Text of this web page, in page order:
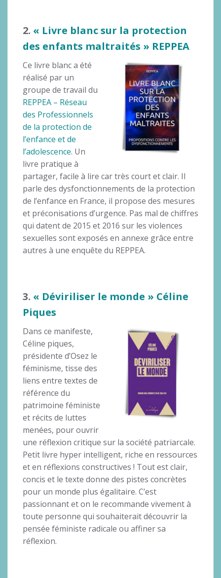
2. « Livre blanc sur la protection
des enfants maltraités » REPPEA
Ce livre blanc a été
réalisé par un
groupe de travail du
REPPEA – Réseau
des Professionnels
de la protection de
l’enfance et de
l’adolescence. Un
livre pratique à
partager, facile à lire car très court et clair. Il
parle des dysfonctionnements de la protection
de l’enfance en France, il propose des mesures
et préconisations d’urgence. Pas mal de chiffres
qui datent de 2015 et 2016 sur les violences
sexuelles sont exposés en annexe grâce entre
autres à une enquête du REPPEA.
3. « Déviriliser le monde » Céline
Piques
Dans ce manifeste,
Céline piques,
présidente d’Osez le
féminisme, tisse des
liens entre textes de
référence du
patrimoine féministe
et récits de luttes
menées, pour ouvrir
une réflexion critique sur la société patriarcale.
Petit livre hyper intelligent, riche en ressources
et en réflexions constructives ! Tout est clair,
concis et le texte donne des pistes concrètes
pour un monde plus égalitaire. C’est
passionnant et on le recommande vivement à
toute personne qui souhaiterait découvrir la
pensée féministe radicale ou affiner sa
réflexion.